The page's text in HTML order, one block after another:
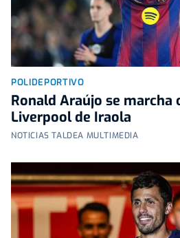
POLIDEPORTIVO
Ronald Araújo se marcha
Liverpool de Iraola
NOTICIAS TALDEA MULTIMEDIA